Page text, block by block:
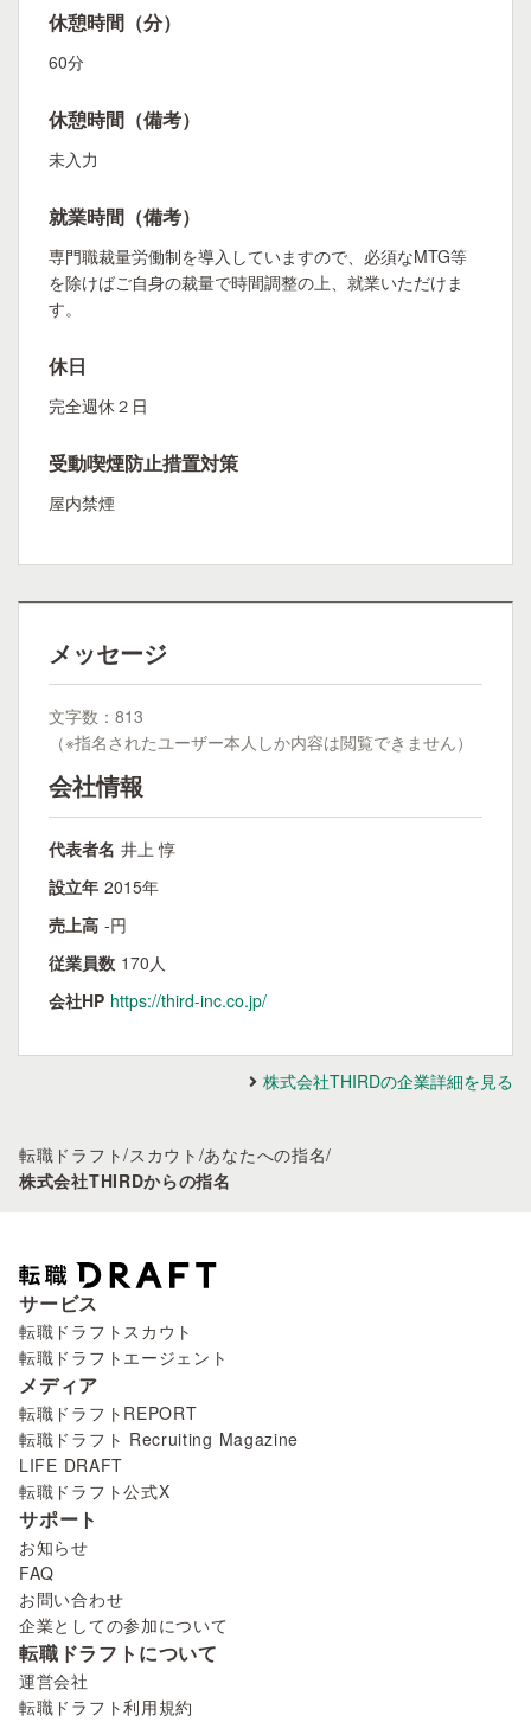
休憩時間（分）
60分
休憩時間（備考）
未入力
就業時間（備考）
専門職裁量労働制を導入していますので、必須なMTG等
を除けばご自身の裁量で時間調整の上、就業いただけま
す。
休日
完全週休２日
受動喫煙防止措置対策
屋内禁煙
メッセージ
文字数：813
（※指名されたユーザー本人しか内容は閲覧できません）
会社情報
代表者名 井上 惇
設立年 2015年
売上高 -円
従業員数 170人
会社HP https://third-inc.co.jp/
株式会社THIRDの企業詳細を見る
転職ドラフト/スカウト /あなたへの指名/
株式会社THIRDからの指名
サービス
転職ドラフトスカウト
転職ドラフトエージェント
メディア
転職ドラフトREPORT
転職ドラフト Recruiting Magazine
LIFE DRAFT
転職ドラフト公式X
サポート
お知らせ
FAQ
お問い合わせ
企業としての参加について
転職ドラフトについて
運営会社
転職ドラフト利用規約